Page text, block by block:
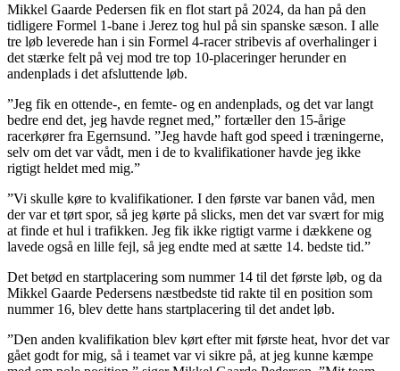
Mikkel Gaarde Pedersen fik en flot start på 2024, da han på den
tidligere Formel 1-bane i Jerez tog hul på sin spanske sæson. I alle
tre løb leverede han i sin Formel 4-racer stribevis af overhalinger i
det stærke felt på vej mod tre top 10-placeringer herunder en
andenplads i det afsluttende løb.
”Jeg fik en ottende-, en femte- og en andenplads, og det var langt
bedre end det, jeg havde regnet med,” fortæller den 15-årige
racerkører fra Egernsund. ”Jeg havde haft god speed i træningerne,
selv om det var vådt, men i de to kvalifikationer havde jeg ikke
rigtigt heldet med mig.”
”Vi skulle køre to kvalifikationer. I den første var banen våd, men
der var et tørt spor, så jeg kørte på slicks, men det var svært for mig
at finde et hul i trafikken. Jeg fik ikke rigtigt varme i dækkene og
lavede også en lille fejl, så jeg endte med at sætte 14. bedste tid.”
Det betød en startplacering som nummer 14 til det første løb, og da
Mikkel Gaarde Pedersens næstbedste tid rakte til en position som
nummer 16, blev dette hans startplacering til det andet løb.
”Den anden kvalifikation blev kørt efter mit første heat, hvor det var
gået godt for mig, så i teamet var vi sikre på, at jeg kunne kæmpe